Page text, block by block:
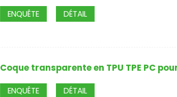
ENQUÊTE DÉTAIL
Coque transparente en TPU TPE PC
ENQUÊTE DÉTAIL